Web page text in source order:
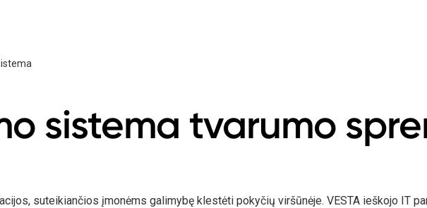
sistema tvarumo
suteikiančios įmonėms galimybę klestėti pokyčių viršūnėje. VESTA ieškojo IT